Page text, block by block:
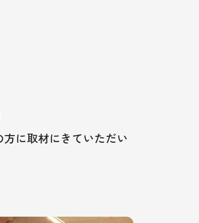
に取材にきていただい